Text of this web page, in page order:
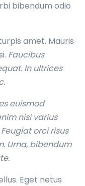
bibendum odio
amet. Mauris
Faucibus
In ultrices
euismod
nisi varius
orci risus
Urna, bibendum
Eget netus